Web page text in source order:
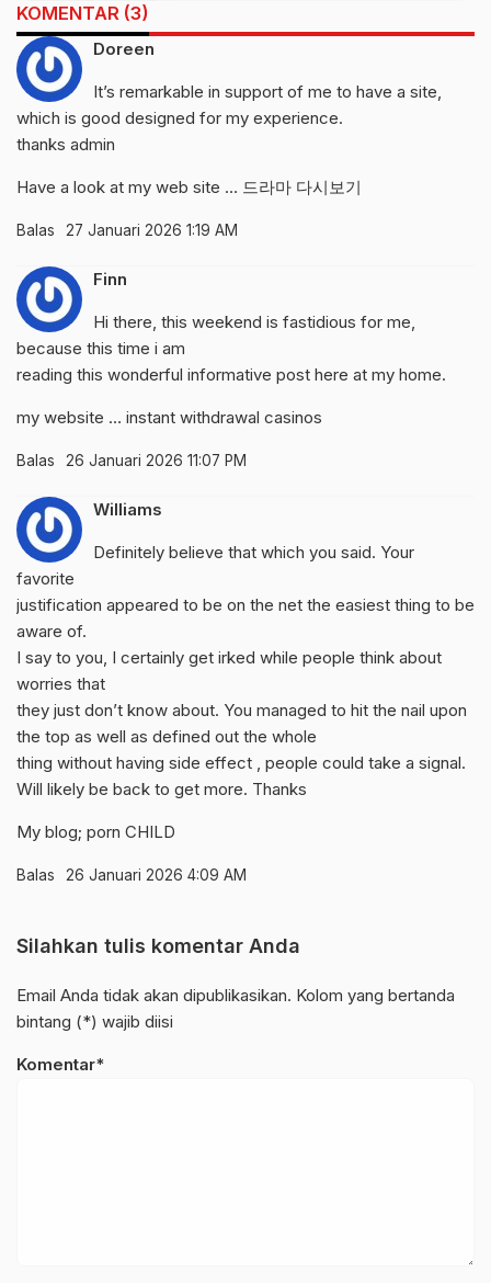
KOMENTAR (3)
Doreen
It’s remarkable in support of me to have a site,
which is good designed for my experience.
thanks admin
Have a look at my web site … 드라마 다시보기
Balas 27 Januari 2026 1:19 AM
Finn
Hi there, this weekend is fastidious for me,
because this time i am
reading this wonderful informative post here at my home.
my website … instant withdrawal casinos
Balas 26 Januari 2026 11:07 PM
Williams
Definitely believe that which you said. Your
favorite
justification appeared to be on the net the easiest thing to be
aware of.
I say to you, I certainly get irked while people think about
worries that
they just don’t know about. You managed to hit the nail upon
the top as well as defined out the whole
thing without having side effect , people could take a signal.
Will likely be back to get more. Thanks
My blog; porn CHILD
Balas 26 Januari 2026 4:09 AM
Silahkan tulis komentar Anda
Email Anda tidak akan dipublikasikan. Kolom yang bertanda
bintang (*) wajib diisi
Komentar*